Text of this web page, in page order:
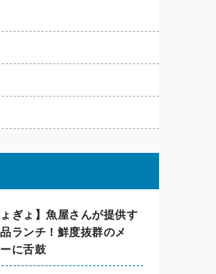
ょぎょ】魚屋さんが提供す
ランチ！鮮度抜群のメ
に舌鼓